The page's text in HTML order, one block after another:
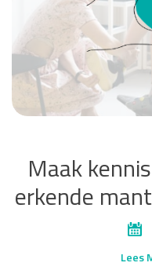
Maak
erkende
Lees